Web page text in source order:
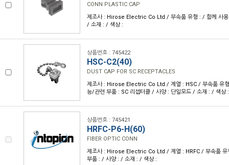
CONN PLASTIC CAP
제조사 : Hirose Electric Co Ltd / 부속품 유형 : / 함께 사
/ 소재 : / 색상 :
상품번호 : 745422
HSC-C2(40)
DUST CAP FOR SC RECEPTACLES
제조사 : Hirose Electric Co Ltd / 계열 : HSC / 부속품 유
능/관련 부품 : SC 리셉터클 / 사양 : 단일모드 / 소재 : / 색상
상품번호 : 745421
HRFC-P6-H(60)
FIBER OPTIC CONN
제조사 : Hirose Electric Co Ltd / 계열 : HRFC / 부속품 유
부품 : / 사양 : / 소재 : / 색상 :